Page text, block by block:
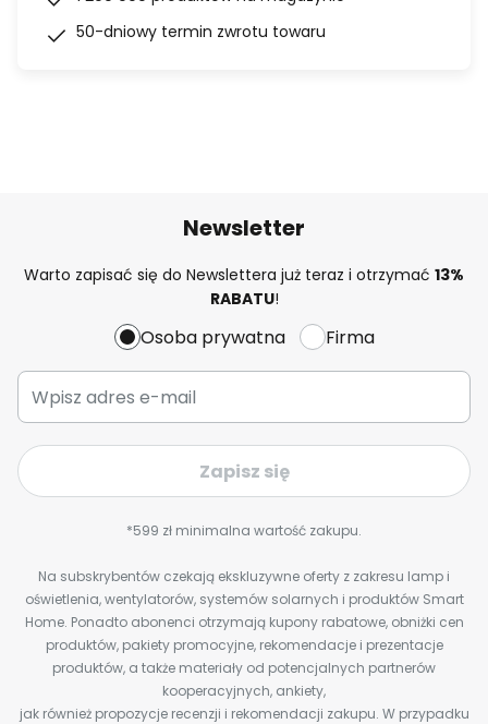
50-dniowy termin zwrotu towaru
Newsletter
Warto zapisać się do Newslettera już teraz i otrzymać 13%
RABATU!
Osoba prywatna Firma
Zapisz się
*599 zł minimalna wartość zakupu.
Na subskrybentów czekają ekskluzywne oferty z zakresu lamp i
oświetlenia, wentylatorów, systemów solarnych i produktów Smart
Home. Ponadto abonenci otrzymają kupony rabatowe, obniżki cen
produktów, pakiety promocyjne, rekomendacje i prezentacje
produktów, a także materiały od potencjalnych partnerów
kooperacyjnych, ankiety,
jak również propozycje recenzji i rekomendacji zakupu. W przypadku